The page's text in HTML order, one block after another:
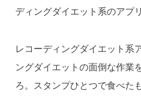
ディングダイエット系のアプ
レコーディングダイエット系
ングダイエットの面倒な作業
ろ。スタンプひとつで食べた